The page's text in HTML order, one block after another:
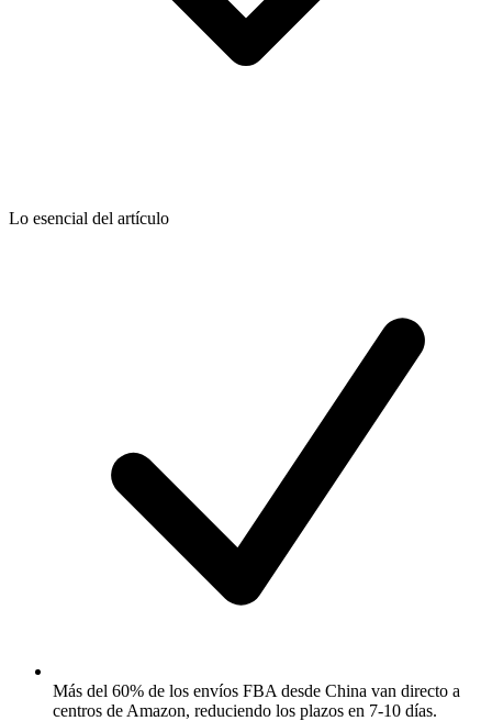
Lo esencial del artículo
Más del 60% de los envíos FBA desde China van directo a
centros de Amazon, reduciendo los plazos en 7-10 días.